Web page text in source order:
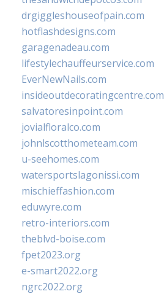
drgiggleshouseofpain.com
hotflashdesigns.com
garagenadeau.com
lifestylechauffeurservice.com
EverNewNails.com
insideoutdecoratingcentre.com
salvatoresinpoint.com
jovialfloralco.com
johnlscotthometeam.com
u-seehomes.com
watersportslagonissi.com
mischieffashion.com
eduwyre.com
retro-interiors.com
theblvd-boise.com
fpet2023.org
e-smart2022.org
ngrc2022.org